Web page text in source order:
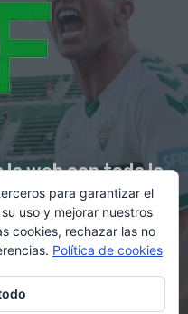
web con toda la
Elche C.F.
para garantizar el
uso y mejorar nuestros
cookies, rechazar las no
Política de cookies